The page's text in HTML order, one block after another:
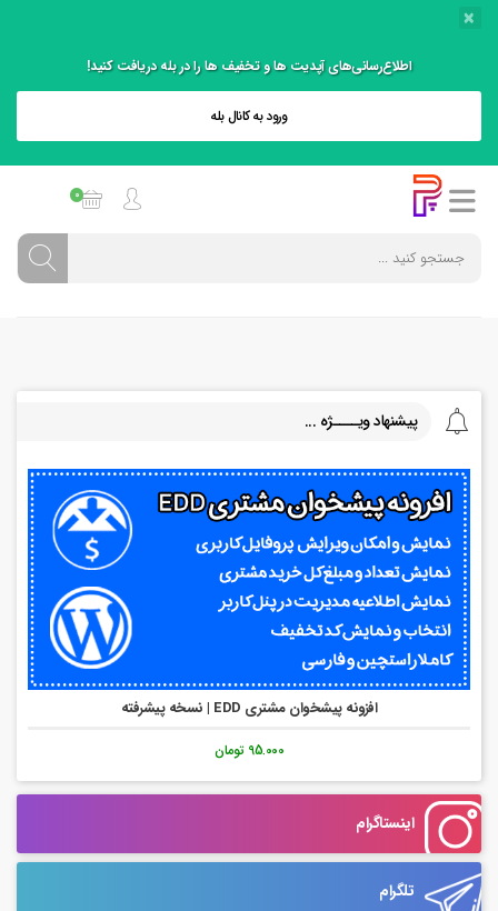
×
اطلاع‌رسانی‌های آپدیت ها و تخفیف ها را در بله دریافت کنید!
ورود به کانال بله
0
پیشنهاد ویــــژه ...
افزونه پیشخوان مشتری EDD | نسخه پیشرفته
95.000 تومان
اینستاگرام
تلگرام